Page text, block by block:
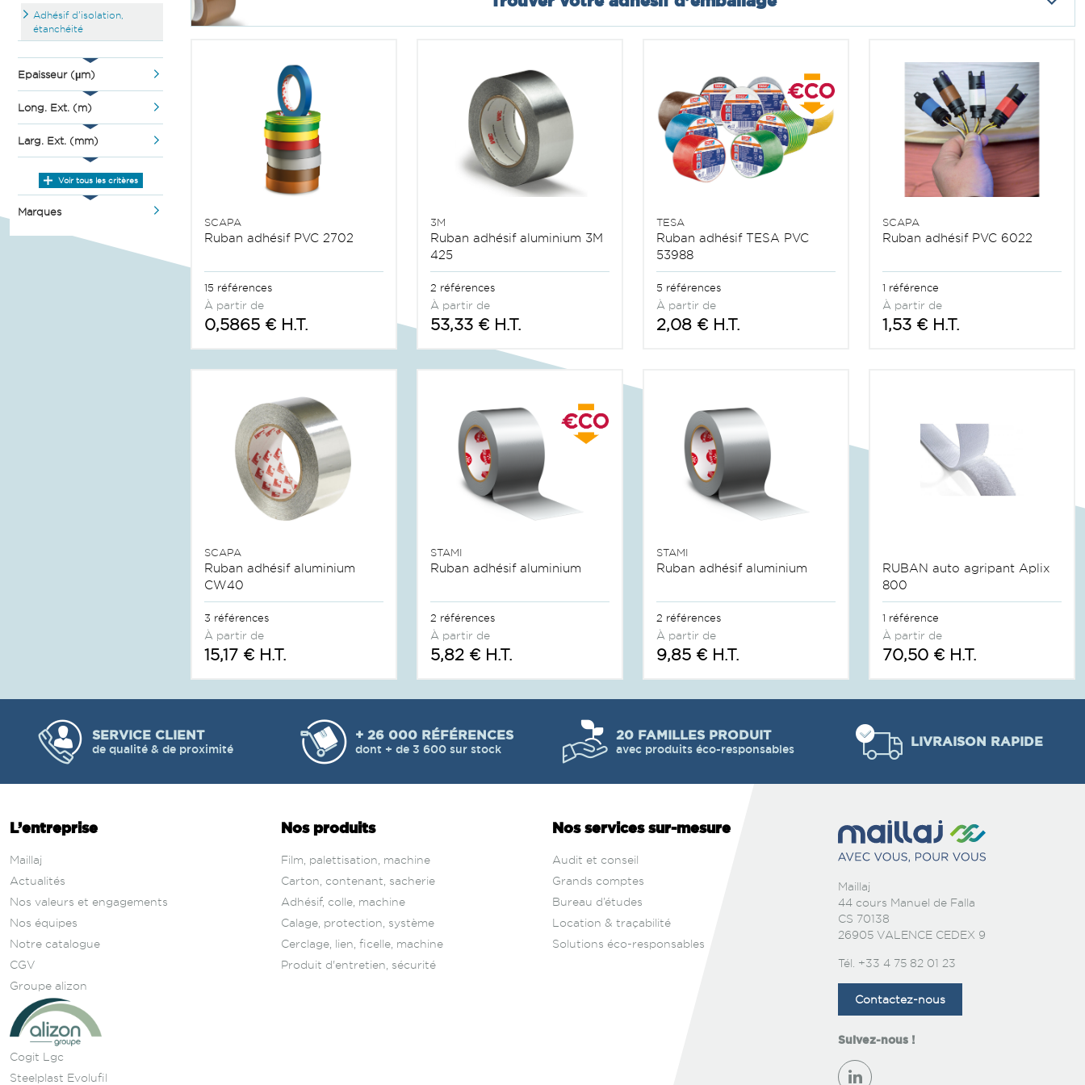
Adhésif d'isolation,
étanchéité
Epaisseur (µm)
Long. Ext. (m)
Larg. Ext. (mm)
Voir tous les critères
Marques
SCAPA
Ruban adhésif PVC 2702
15 références
À partir de
0,5865 € H.T.
3M
Ruban adhésif aluminium 3M
425
2 références
À partir de
53,33 € H.T.
TESA
Ruban adhésif TESA PVC
53988
5 références
À partir de
2,08 € H.T.
SCAPA
Ruban adhésif PVC 6022
1 référence
À partir de
1,53 € H.T.
SCAPA
Ruban adhésif aluminium
CW40
3 références
À partir de
15,17 € H.T.
STAMI
Ruban adhésif aluminium
2 références
À partir de
5,82 € H.T.
STAMI
Ruban adhésif aluminium
2 références
À partir de
9,85 € H.T.
RUBAN auto agripant Aplix
800
1 référence
À partir de
70,50 € H.T.
SERVICE CLIENT
de qualité & de proximité
+ 26 000 RÉFÉRENCES
dont + de 3 600 sur stock
20 FAMILLES PRODUIT
avec produits éco-responsables LIVRAISON RAPIDE
L’entreprise
Maillaj
Actualités
Nos valeurs et engagements
Nos équipes
Notre catalogue
CGV
Groupe alizon
Cogit Lgc
Steelplast Evolufil
Nos produits
Film, palettisation, machine
Carton, contenant, sacherie
Adhésif, colle, machine
Calage, protection, système
Cerclage, lien, ficelle, machine
Produit d'entretien, sécurité
Nos services sur‑mesure
Audit et conseil
Grands comptes
Bureau d’études
Location & traçabilité
Solutions éco-responsables
Maillaj
44 cours Manuel de Falla
CS 70138
26905 VALENCE CEDEX 9
Tél. +33 4 75 82 01 23
Contactez-nous
Suivez-nous !